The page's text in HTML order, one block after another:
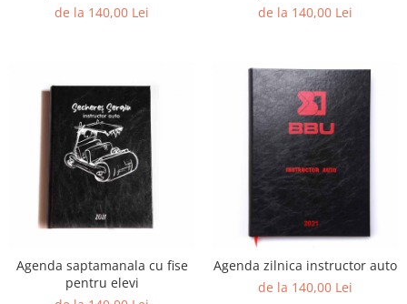
de la 140,00 Lei
de la 140,00 Lei
Agenda saptamanala cu fise
pentru elevi
Agenda zilnica instructor auto
de la 140,00 Lei